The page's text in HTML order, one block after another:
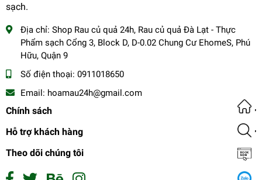
sạch.
Địa chỉ: Shop Rau củ quả 24h, Rau củ quả Đà Lạt - Thực
Phẩm sạch Cổng 3, Block D, D-0.02 Chung Cư EhomeS, Phú
Hữu, Quận 9
Số điện thoại: 0911018650
Email: hoamau24h@gmail.com
Chính sách
Hỗ trợ khách hàng
Theo dõi chúng tôi